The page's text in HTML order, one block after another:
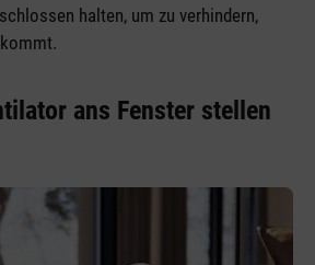
halten, um zu verhindern,
ans Fenster stellen